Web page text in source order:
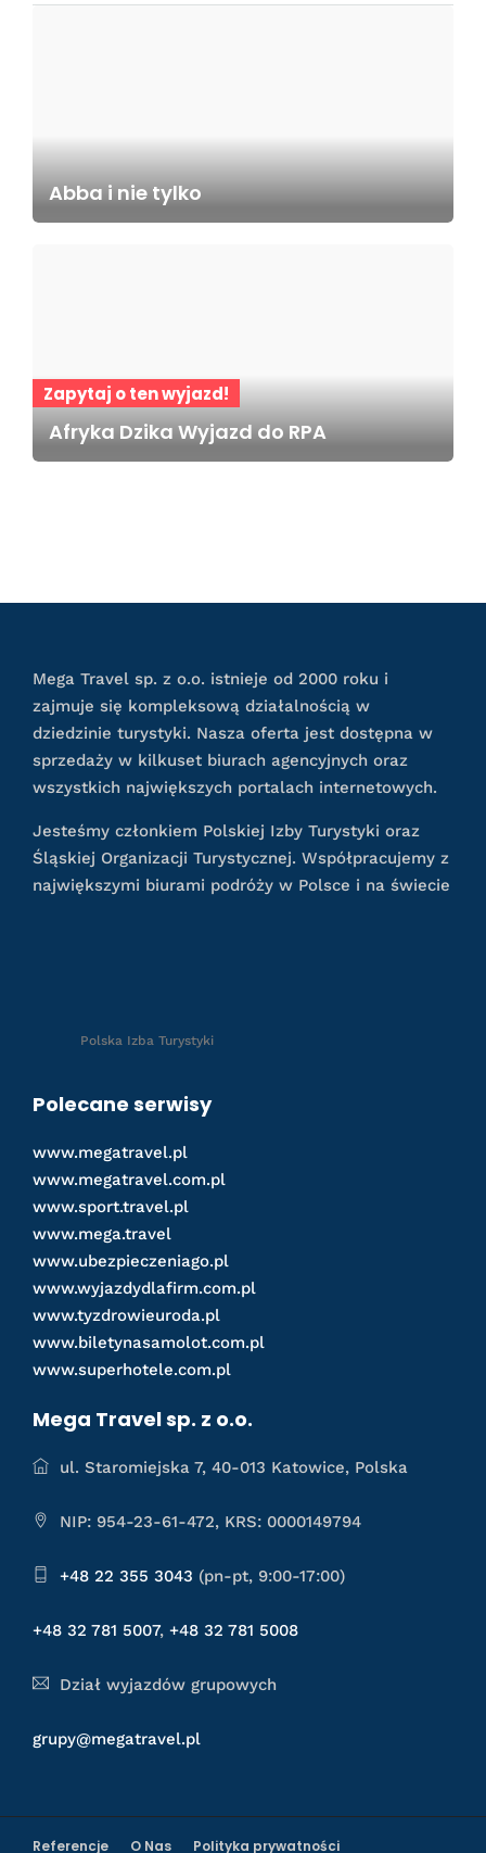
Abba i nie tylko
Zapytaj o ten wyjazd!
Afryka Dzika Wyjazd do RPA
Mega Travel sp. z o.o. istnieje od 2000 roku i
zajmuje się kompleksową działalnością w
dziedzinie turystyki. Nasza oferta jest dostępna w
sprzedaży w kilkuset biurach agencyjnych oraz
wszystkich największych portalach internetowych.
Jesteśmy członkiem Polskiej Izby Turystyki oraz
Śląskiej Organizacji Turystycznej. Współpracujemy z
największymi biurami podróży w Polsce i na świecie
Polska Izba Turystyki
Polecane serwisy
www.megatravel.pl
www.megatravel.com.pl
www.sport.travel.pl
www.mega.travel
www.ubezpieczeniago.pl
www.wyjazdydlafirm.com.pl
www.tyzdrowieuroda.pl
www.biletynasamolot.com.pl
www.superhotele.com.pl
Mega Travel sp. z o.o.
ul. Staromiejska 7, 40-013 Katowice, Polska
NIP: 954-23-61-472, KRS: 0000149794
+48 22 355 3043 (pn-pt, 9:00-17:00)
+48 32 781 5007, +48 32 781 5008
Dział wyjazdów grupowych
grupy@megatravel.pl
Referencje O Nas Polityka prywatności